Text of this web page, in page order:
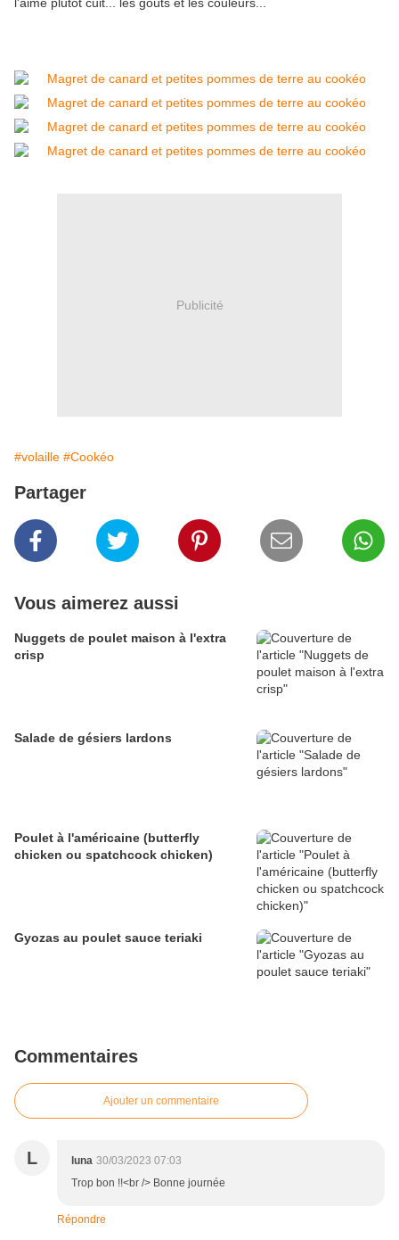
Publicité
#volaille #Cookéo
Partager
Vous aimerez aussi
Nuggets de poulet maison à l'extra
crisp
Salade de gésiers lardons
Poulet à l'américaine (butterfly
chicken ou spatchcock chicken)
Gyozas au poulet sauce teriaki
Commentaires
Ajouter un commentaire
L luna 30/03/2023 07:03
Trop bon !!<br /> Bonne journée
Répondre